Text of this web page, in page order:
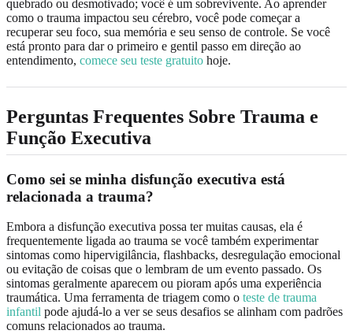
quebrado ou desmotivado; você é um sobrevivente. Ao aprender
como o trauma impactou seu cérebro, você pode começar a
recuperar seu foco, sua memória e seu senso de controle. Se você
está pronto para dar o primeiro e gentil passo em direção ao
entendimento, comece seu teste gratuito hoje.
Perguntas Frequentes Sobre Trauma e
Função Executiva
Como sei se minha disfunção executiva está
relacionada a trauma?
Embora a disfunção executiva possa ter muitas causas, ela é
frequentemente ligada ao trauma se você também experimentar
sintomas como hipervigilância, flashbacks, desregulação emocional
ou evitação de coisas que o lembram de um evento passado. Os
sintomas geralmente aparecem ou pioram após uma experiência
traumática. Uma ferramenta de triagem como o teste de trauma
infantil pode ajudá-lo a ver se seus desafios se alinham com padrões
comuns relacionados ao trauma.